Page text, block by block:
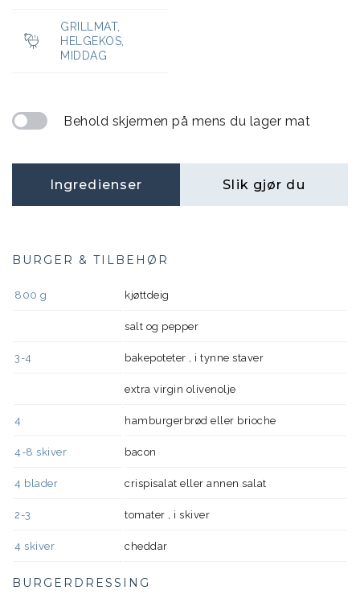
GRILLMAT,
HELGEKOS,
MIDDAG
Behold skjermen på mens du lager mat
Ingredienser Slik gjør du
BURGER & TILBEHØR
800 g kjøttdeig
salt og pepper
3-4 bakepoteter , i tynne staver
extra virgin olivenolje
4 hamburgerbrød eller brioche
4-8 skiver bacon
4 blader crispisalat eller annen salat
2-3 tomater , i skiver
4 skiver cheddar
BURGERDRESSING